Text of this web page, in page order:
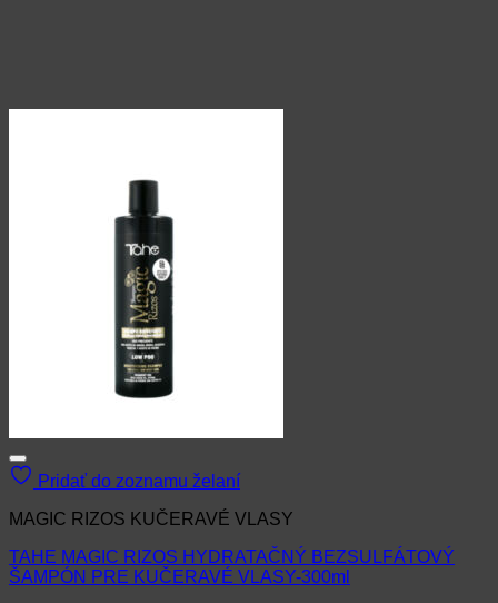
Pridať do zoznamu želaní
MAGIC RIZOS KUČERAVÉ VLASY
TAHE MAGIC RIZOS HYDRATAČNÝ BEZSULFÁTOVÝ
ŠAMPÓN PRE KUČERAVÉ VLASY-300ml